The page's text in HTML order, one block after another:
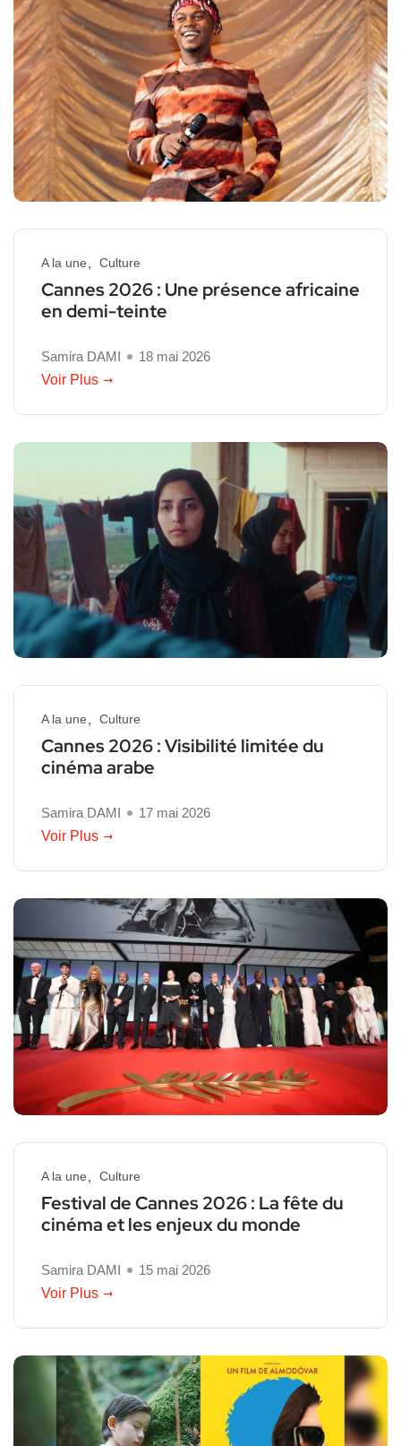
A la une Culture
Cannes 2026 : Une présence africaine
en demi-teinte
Samira DAMI
18 mai 2026
Voir Plus
A la une Culture
Cannes 2026 : Visibilité limitée du
cinéma arabe
Samira DAMI
17 mai 2026
Voir Plus
A la une Culture
Festival de Cannes 2026 : La fête du
cinéma et les enjeux du monde
Samira DAMI
15 mai 2026
Voir Plus